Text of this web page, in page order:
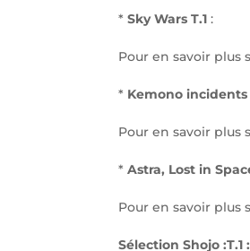
* Sky Wars T.1 :
Pour en savoir plus
* Kemono incidents
Pour en savoir plus
* Astra, Lost in
Pour en savoir plus
Sélection Shojo :T.1 :